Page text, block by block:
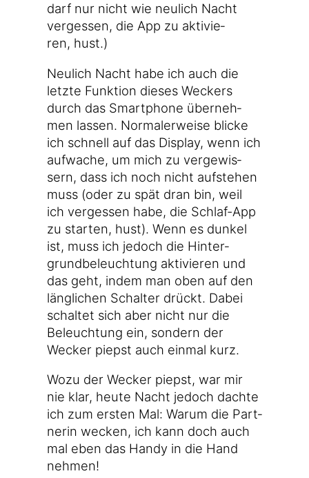
darf nur nicht wie neu­lich Nacht
ver­ges­sen, die App zu akti­vie­
ren, hust.)
Neu­lich Nacht habe ich auch die
letz­te Funk­ti­on die­ses Weckers
durch das Smart­phone über­neh­
men las­sen. Nor­ma­ler­wei­se bli­cke
ich schnell auf das Dis­play, wenn ich
auf­wa­che, um mich zu ver­ge­wis­
sern, dass ich noch nicht auf­ste­hen
muss (oder zu spät dran bin, weil
ich ver­ges­sen habe, die Schlaf-App
zu star­ten, hust). Wenn es dun­kel
ist, muss ich jedoch die Hin­ter­
grund­be­leuch­tung akti­vie­ren und
das geht, indem man oben auf den
läng­li­chen Schal­ter drückt. Dabei
schal­tet sich aber nicht nur die
Beleuch­tung ein, son­dern der
Wecker piepst auch ein­mal kurz.
Wozu der Wecker piepst, war mir
nie klar, heu­te Nacht jedoch dach­te
ich zum ers­ten Mal: War­um die Part­
ne­rin wecken, ich kann doch auch
mal eben das Han­dy in die Hand
nehmen!